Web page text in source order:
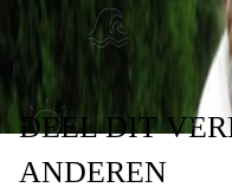
VOELT
DEELDIT
ANDEREN